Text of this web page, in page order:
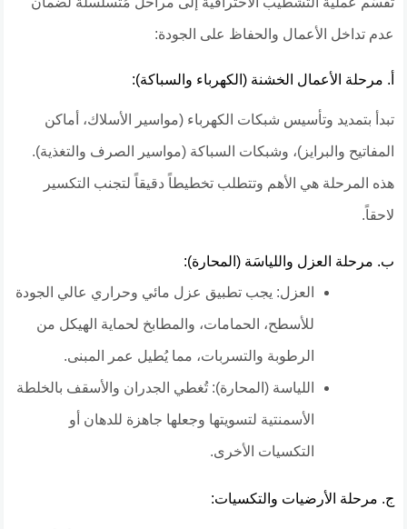
عدم تداخل الأعمال والحفاظ على الجودة:
​أ. مرحلة الأعمال الخشنة (الكهرباء والسباكة):
​تبدأ بتمديد وتأسيس شبكات الكهرباء (مواسير الأسلاك، أماكن
المفاتيح والبرايز)، وشبكات السباكة (مواسير الصرف والتغذية).
هذه المرحلة هي الأهم وتتطلب تخطيطاً دقيقاً لتجنب التكسير
لاحقاً.
​ب. مرحلة العزل واللياسَة (المحارة):
​العزل: يجب تطبيق عزل مائي وحراري عالي الجودة
للأسطح، الحمامات، والمطابخ لحماية الهيكل من
الرطوبة والتسربات، مما يُطيل عمر المبنى.
​اللياسة (المحارة): تُغطي الجدران والأسقف بالخلطة
الأسمنتية لتسويتها وجعلها جاهزة للدهان أو
التكسيات الأخرى.
​ج. مرحلة الأرضيات والتكسيات: